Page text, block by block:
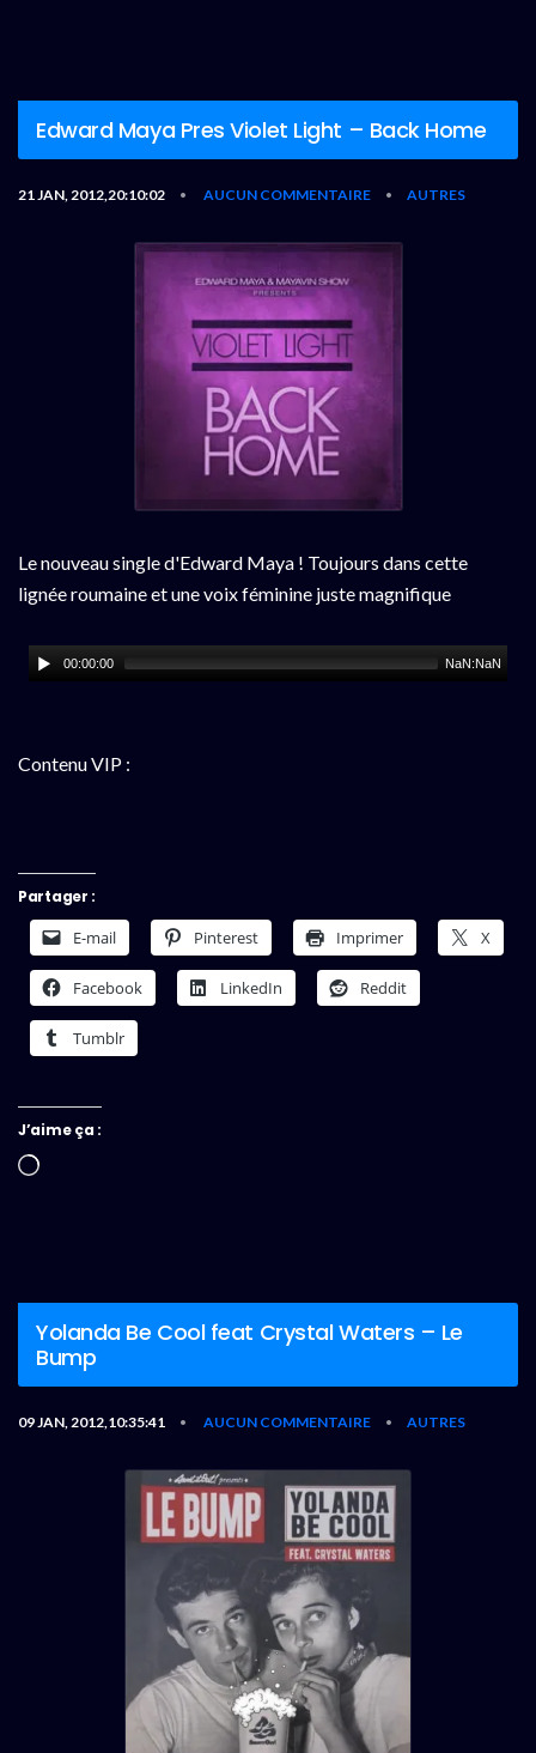
Edward Maya Pres Violet Light – Back Home
21 JAN, 2012,20:10:02 • AUCUN COMMENTAIRE • AUTRES
Le nouveau single d'Edward Maya ! Toujours dans cette
lignée roumaine et une voix féminine juste magnifique
00:00:00 NaN:NaN
Contenu VIP :
Partager :
E-mail Pinterest Imprimer X
Facebook LinkedIn Reddit
Tumblr
J’aime ça :
Chargement…
Yolanda Be Cool feat Crystal Waters – Le
Bump
09 JAN, 2012,10:35:41 • AUCUN COMMENTAIRE • AUTRES